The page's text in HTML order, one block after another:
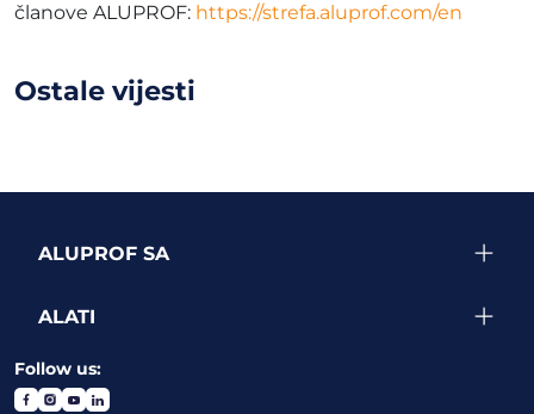
članove ALUPROF: https://strefa.aluprof.com/en
Ostale vijesti
ALUPROF SA
ALATI
Follow us: